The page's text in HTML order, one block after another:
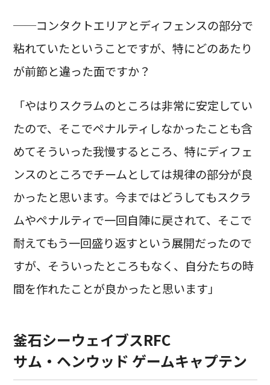
──コンタクトエリアとディフェンスの部分で
粘れていたということですが、特にどのあたり
が前節と違った面ですか？
「やはりスクラムのところは非常に安定してい
たので、そこでペナルティしなかったことも含
めてそういった我慢するところ、特にディフェ
ンスのところでチームとしては規律の部分が良
かったと思います。今まではどうしてもスクラ
ムやペナルティで一回自陣に戻されて、そこで
耐えてもう一回盛り返すという展開だったので
すが、そういったところもなく、自分たちの時
間を作れたことが良かったと思います」
釜石シーウェイブスRFC
サム・ヘンウッド ゲームキャプテン